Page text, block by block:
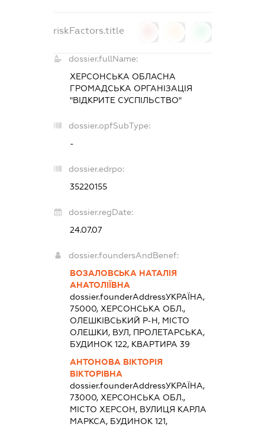
riskFactors.title
dossier.fullName:
ХЕРСОНСЬКА ОБЛАСНА
ГРОМАДСЬКА ОРГАНІЗАЦІЯ
"ВІДКРИТЕ СУСПІЛЬСТВО"
dossier.opfSubType:
-
dossier.edrpo:
35220155
dossier.regDate:
24.07.07
dossier.foundersAndBenef:
ВОЗАЛОВСЬКА НАТАЛІЯ
АНАТОЛІЇВНА
dossier.founderAddressУКРАЇНА,
75000, ХЕРСОНСЬКА ОБЛ.,
ОЛЕШКІВСЬКИЙ Р-Н, МІСТО
ОЛЕШКИ, ВУЛ, ПРОЛЕТАРСЬКА,
БУДИНОК 122, КВАРТИРА 39
АНТОНОВА ВІКТОРІЯ
ВІКТОРІВНА
dossier.founderAddressУКРАЇНА,
73000, ХЕРСОНСЬКА ОБЛ.,
МІСТО ХЕРСОН, ВУЛИЦЯ КАРЛА
МАРКСА, БУДИНОК 121,